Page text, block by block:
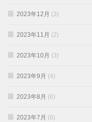
2023年12月 (3)
2023年11月 (2)
2023年10月 (3)
2023年9月 (4)
2023年8月 (6)
2023年7月 (8)